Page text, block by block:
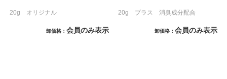
20g オリジナル
卸価格 会員のみ表示
20g プラス 消臭成分配合
卸価格 会員のみ表示